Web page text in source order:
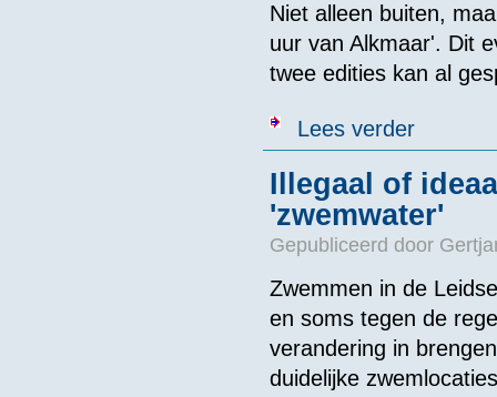
Niet alleen buiten,
uur van Alkmaar'. Dit
twee edities kan al
Lees verderover De 8
Illegaal of
'zwemwater'
Gepubliceerd door
Zwemmen in de
en soms tegen de
verandering in
duidelijke